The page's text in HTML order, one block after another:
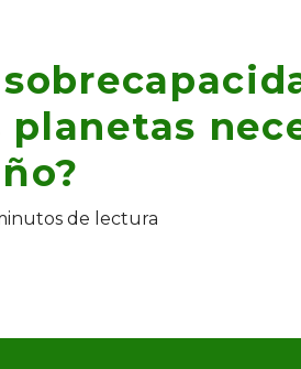
planetas
de lectura